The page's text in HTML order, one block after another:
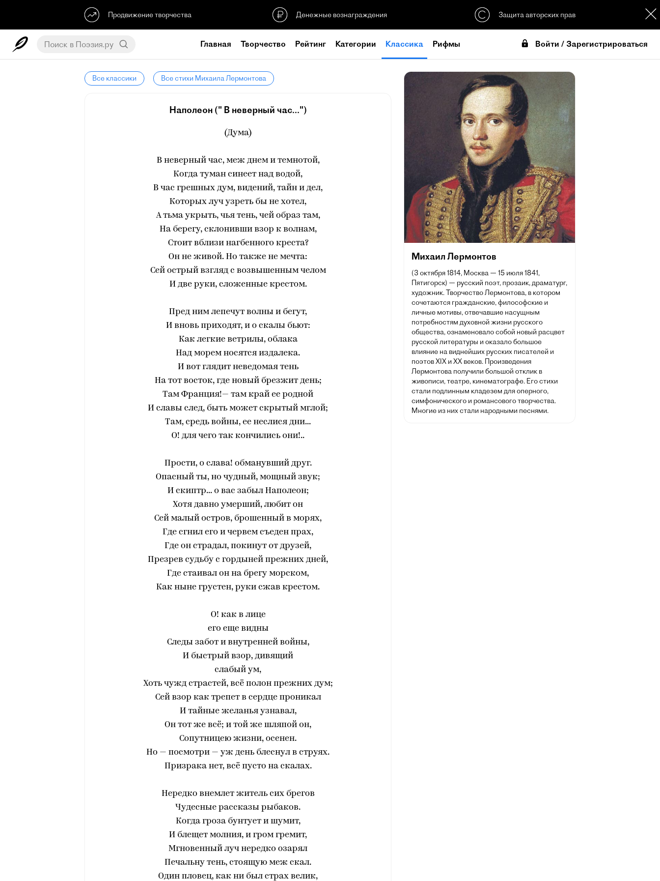
Продвижение творчества Денежные вознаграждения Защита авторских прав
Главная Творчество Рейтинг Категории Классика Рифмы Войти / Зарегистрироваться
Все классики Все стихи Михаила Лермонтова
Наполеон (" В неверный час...")
(Дума)
В неверный час, меж днем и темнотой,
Когда туман синеет над водой,
В час грешных дум, видений, тайн и дел,
Которых луч узреть бы не хотел,
А тьма укрыть, чья тень, чей образ там,
На берегу, склонивши взор к волнам,
Стоит вблизи нагбенного креста?
Он не живой. Но также не мечта:
Сей острый взгляд с возвышенным челом
И две руки, сложенные крестом.
Пред ним лепечут волны и бегут,
И вновь приходят, и о скалы бьют:
Как легкие ветрилы, облака
Над морем носятся издалека.
И вот глядит неведомая тень
На тот восток, где новый брезжит день;
Там Франция!— там край ее родной
И славы след, быть может скрытый мглой;
Там, средь войны, ее неслися дни...
О! для чего так кончились они!..
Прости, о слава! обманувший друг.
Опасный ты, но чудный, мощный звук;
И скиптр... о вас забыл Наполеон;
Хотя давно умерший, любит он
Сей малый остров, брошенный в морях,
Где сгнил его и червем съеден прах,
Где он страдал, покинут от друзей,
Презрев судьбу с гордыней прежних дней,
Где стаивал он на брегу морском,
Как ныне грустен, руки сжав крестом.
О! как в лице
его еще видны
Следы забот и внутренней войны,
И быстрый взор, дивящий
слабый ум,
Хоть чужд страстей, всё полон прежних дум;
Сей взор как трепет в сердце проникал
И тайные желанья узнавал,
Он тот же всё; и той же шляпой он,
Сопутницею жизни, осенен.
Но — посмотри — уж день блеснул в струях.
Призрака нет, всё пусто на скалах.
Нередко внемлет житель сих брегов
Чудесные рассказы рыбаков.
Когда гроза бунтует и шумит,
И блещет молния, и гром гремит,
Мгновенный луч нередко озарял
Печальну тень, стоящую меж скал.
Один пловец, как ни был страх велик,
Михаил Лермонтов
(3 октября 1814, Москва — 15 июля 1841,
Пятигорск) — русский поэт, прозаик, драматург,
художник. Творчество Лермонтова, в котором
сочетаются гражданские, философские и
личные мотивы, отвечавшие насущным
потребностям духовной жизни русского
общества, ознаменовало собой новый расцвет
русской литературы и оказало большое
влияние на виднейших русских писателей и
поэтов XIX и XX веков. Произведения
Лермонтова получили большой отклик в
живописи, театре, кинематографе. Его стихи
стали подлинным кладезем для оперного,
симфонического и романсового творчества.
Многие из них стали народными песнями.